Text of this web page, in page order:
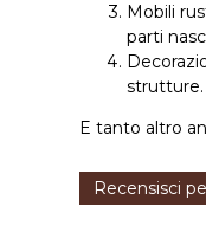
Mobili
parti
strutture.
E tanto altro
Recensisci